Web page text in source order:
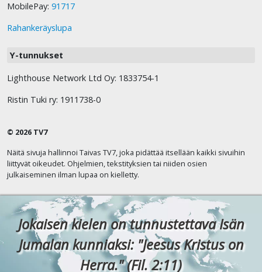
MobilePay: 91717
Rahankeräyslupa
Y-tunnukset
Lighthouse Network Ltd Oy: 1833754-1
Ristin Tuki ry: 1911738-0
© 2026 TV7
Näitä sivuja hallinnoi Taivas TV7, joka pidättää itsellään kaikki sivuihin
liittyvät oikeudet. Ohjelmien, tekstityksien tai niiden osien
julkaiseminen ilman lupaa on kielletty.
Jokaisen kielen on tunnustettava Isän
Jumalan kunniaksi: "Jeesus Kristus on
Herra." (Fil. 2:11)